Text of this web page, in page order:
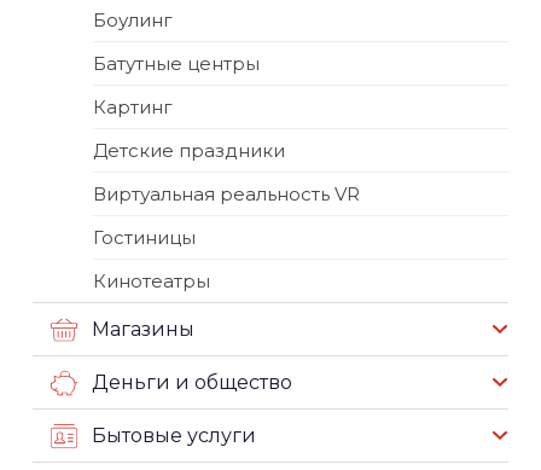
Боулинг
Батутные центры
Картинг
Детские праздники
Виртуальная реальность VR
Гостиницы
Кинотеатры
Магазины
Деньги и общество
Бытовые услуги